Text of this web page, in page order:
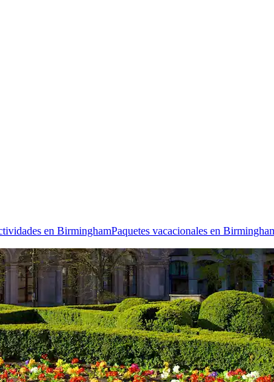
en BirminghamPaquetes vacacionales en